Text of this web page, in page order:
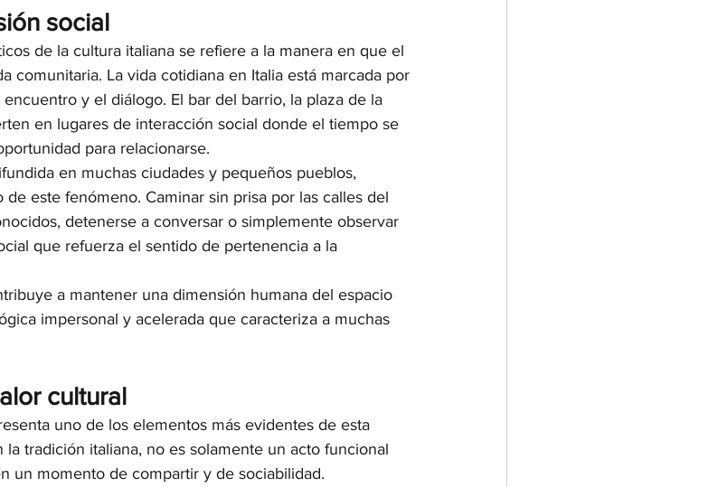
social
de la cultura italiana se refiere a la manera en que el
comunitaria. La vida cotidiana en Italia está marcada por
y el diálogo. El bar del barrio, la plaza de la
en lugares de interacción social donde el tiempo se
para relacionarse.
en muchas ciudades y pequeños pueblos,
este fenómeno. Caminar sin prisa por las calles del
detenerse a conversar o simplemente observar
que refuerza el sentido de pertenencia a la
a mantener una dimensión humana del espacio
impersonal y acelerada que caracteriza a muchas
cultural
uno de los elementos más evidentes de esta
tradición italiana, no es solamente un acto funcional
un momento de compartir y de sociabilidad.